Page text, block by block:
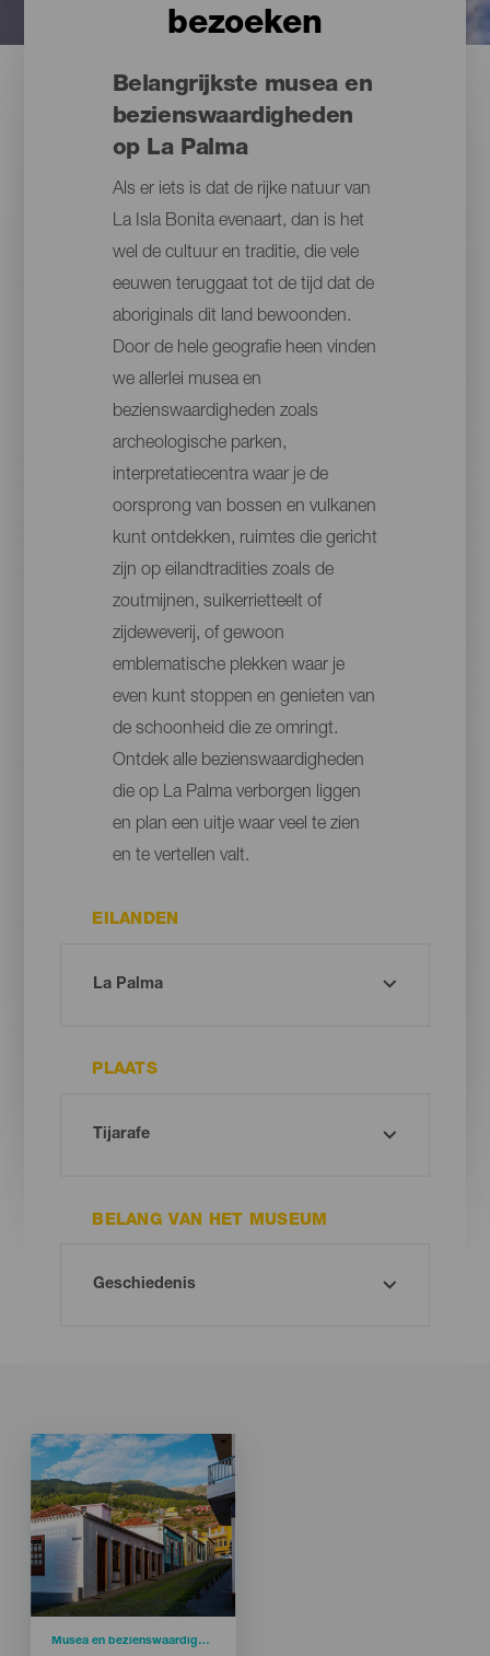
bezoeken
Belangrijkste musea en
bezienswaardigheden
op La Palma
Als er iets is dat de rijke natuur van
La Isla Bonita evenaart, dan is het
wel de cultuur en traditie, die vele
eeuwen teruggaat tot de tijd dat de
aboriginals dit land bewoonden.
Door de hele geografie heen vinden
we allerlei musea en
bezienswaardigheden zoals
archeologische parken,
interpretatiecentra waar je de
oorsprong van bossen en vulkanen
kunt ontdekken, ruimtes die gericht
zijn op eilandtradities zoals de
zoutmijnen, suikerrietteelt of
zijdeweverij, of gewoon
emblematische plekken waar je
even kunt stoppen en genieten van
de schoonheid die ze omringt.
Ontdek alle bezienswaardigheden
die op La Palma verborgen liggen
en plan een uitje waar veel te zien
en te vertellen valt.
EILANDEN
PLAATS
BELANG VAN HET MUSEUM
Imagen
Listado
Imagen
Categoría Musea en bezienswaardigheden